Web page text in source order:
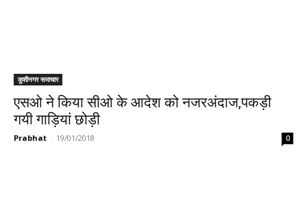
कुशीनगर समाचार
एसओ ने किया सीओ के आदेश को नजरअंदाज,पकड़ी
गयी गाड़ियां छोड़ी
Prabhat - 19/01/2018 0